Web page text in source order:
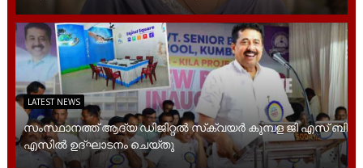
LATEST NEWS
സംസ്ഥാനത്ത് ആദ്യ ഡിജിറ്റല്‍ സ്‌ക്വയര്‍ കുമ്പള ജി എസ് ബി
എസില്‍ ഉദ്ഘാടനം ചെയ്തു